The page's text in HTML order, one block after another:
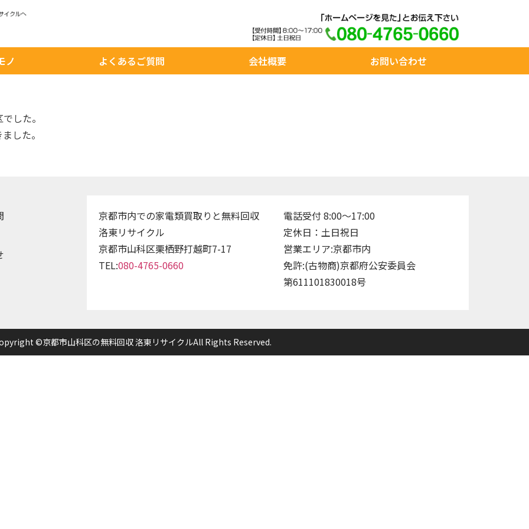
ノ よくあるご質問 会社概要 お問い合わせ
した。
した。
京都市内での家電類買取りと無料回収
洛東リサイクル
京都市山科区栗栖野打越町7-17
TEL:080-4765-0660
電話受付 8:00～17:00
定休日：土日祝日
営業エリア:京都市内
免許:(古物商)京都府公安委員会
第611101830018号
©京都市山科区の無料回収 洛東リサイクルAll Rights Reserved.